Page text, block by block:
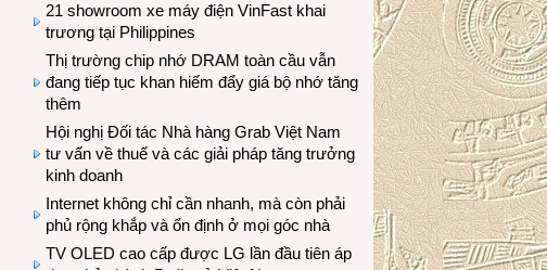
21 showroom xe máy điện VinFast khai
trương tại Philippines
Thị trường chip nhớ DRAM toàn cầu vẫn
đang tiếp tục khan hiếm đẩy giá bộ nhớ tăng
thêm
Hội nghị Đối tác Nhà hàng Grab Việt Nam
tư vấn về thuế và các giải pháp tăng trưởng
kinh doanh
Internet không chỉ cần nhanh, mà còn phải
phủ rộng khắp và ổn định ở mọi góc nhà
TV OLED cao cấp được LG lần đầu tiên áp